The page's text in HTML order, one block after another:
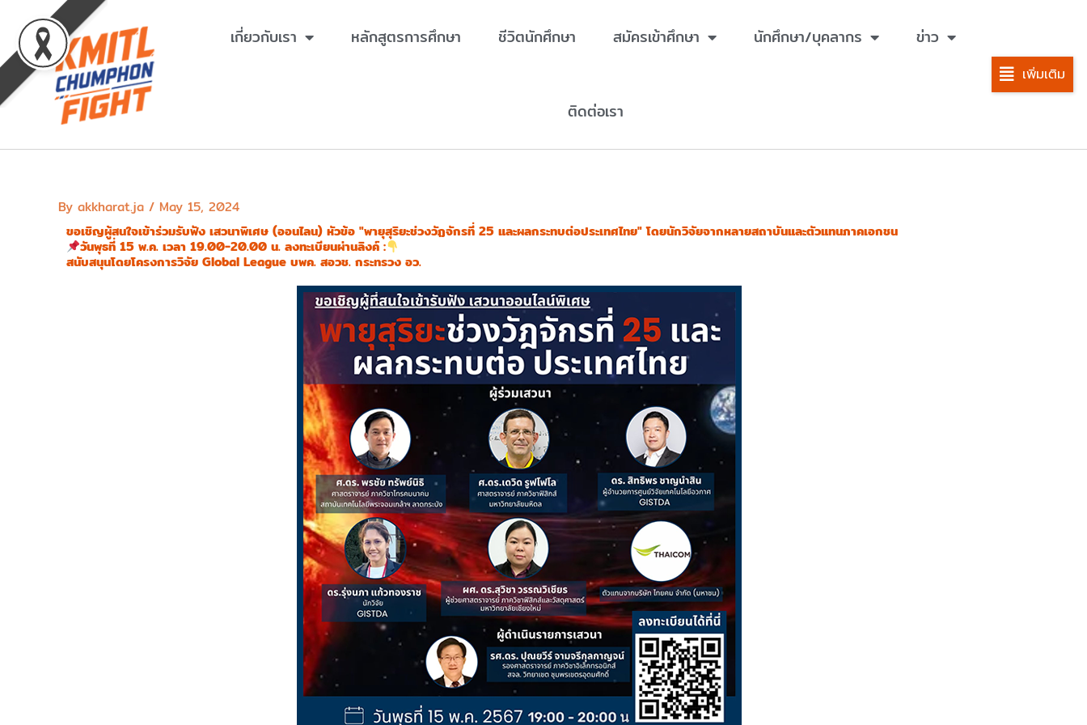
content
เกี่ยวกับเรา หลักสูตรการศึกษา ชีวิตนักศึกษา สมัครเข้าศึกษา นักศึกษา/บุคลากร ข่าว
ติดต่อเรา
เพิ่มเติม
By akkharat.ja / May 15, 2024
ขอเชิญผู้สนใจเข้าร่วมรับฟัง เสวนาพิเศษ (ออนไลน) หัวข้อ "พายุสุริยะช่วงวัฏจักรที่ 25 และผลกระทบต่อประเทศไทย" โดยนักวิจัยจากหลายสถาบันและตัวแทนภาคเอกชน
วันพุธที่ 15 พ.ค. เวลา 19.00-20.00 น. ลงทะเบียนผ่านลิงค์ :
สนับสนุนโดยโครงการวิจัย Global League บพค. สอวช. กระทรวง อว.